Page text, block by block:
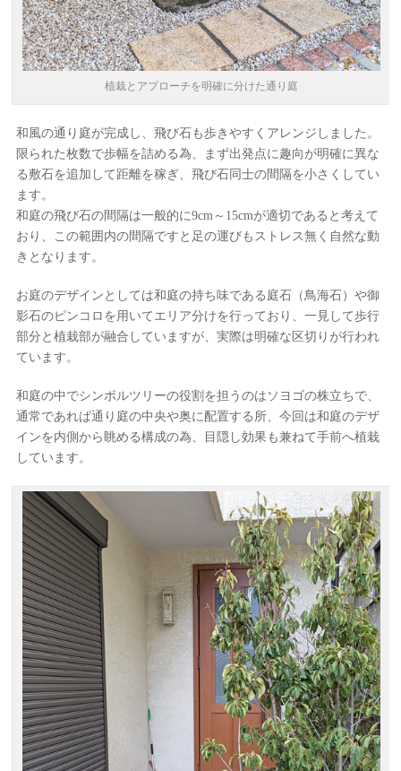
植栽とアプローチを明確に分けた通り庭
和風の通り庭が完成し、飛び石も歩きやすくアレンジしました。
限られた枚数で歩幅を詰める為、まず出発点に趣向が明確に異な
る敷石を追加して距離を稼ぎ、飛び石同士の間隔を小さくしてい
ます。
和庭の飛び石の間隔は一般的に9cm～15cmが適切であると考えて
おり、この範囲内の間隔ですと足の運びもストレス無く自然な動
きとなります。
お庭のデザインとしては和庭の持ち味である庭石（鳥海石）や御
影石のピンコロを用いてエリア分けを行っており、一見して歩行
部分と植栽部が融合していますが、実際は明確な区切りが行われ
ています。
和庭の中でシンボルツリーの役割を担うのはソヨゴの株立ちで、
通常であれば通り庭の中央や奥に配置する所、今回は和庭のデザ
インを内側から眺める構成の為、目隠し効果も兼ねて手前へ植栽
しています。